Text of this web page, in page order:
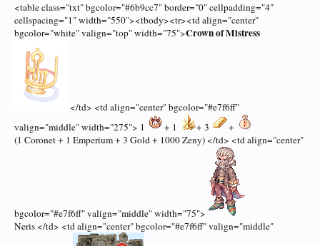
<table class="txt" bgcolor="#6b9cc7" border="0" cellpadding="4"
cellspacing="1" width="550"><tbody><tr><td align="center"
bgcolor="white" valign="top" width="75">Crown of Mistress
</td> <td align="center" bgcolor="#e7f6ff"
valign="middle" width="275"> 1
+ 1 + 3
+
(1 Coronet + 1 Emperium + 3 Gold + 1000 Zeny) </td> <td align="center"
bgcolor="#e7f6ff" valign="middle" width="75">
Neris </td> <td align="center" bgcolor="#e7f6ff" valign="middle"